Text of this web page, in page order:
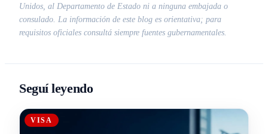
Unidos, al Departamento de Estado ni a ninguna embajada o
consulado. La información de este blog es orientativa; para
requisitos oficiales consultá siempre fuentes gubernamentales.
Seguí leyendo
VISA